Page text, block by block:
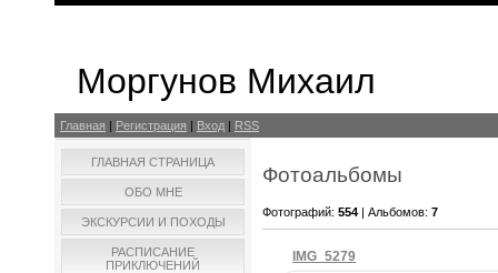
Моргунов Михаил
Главная | Регистрация | Вход | RSS
ГЛАВНАЯ СТРАНИЦА
ОБО МНЕ
ЭКСКУРСИИ И ПОХОДЫ
РАСПИСАНИЕ
ПРИКЛЮЧЕНИЙ
Фотоальбомы
Фотографий: 554 | Альбомов: 7
IMG_5279